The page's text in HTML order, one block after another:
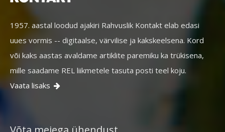
1957. aastal loodud ajakiri Rahvuslik Kontakt elab edasi
uues vormis -- digitaalse, värvilise ja kakskeelsena. Kord
või kaks aastas avaldame artiklite paremiku ka trükisena,
mille saadame REL liikmetele tasuta posti teel koju.
Vaata lisaks 